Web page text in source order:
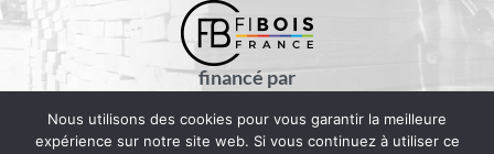
financé par
Nous utilisons des cookies pour vous garantir la meilleure
expérience sur notre site web. Si vous continuez à utiliser ce